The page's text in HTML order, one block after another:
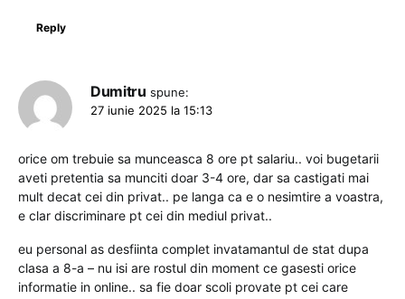
Reply
Dumitru spune:
27 iunie 2025 la 15:13
orice om trebuie sa munceasca 8 ore pt salariu.. voi bugetarii
aveti pretentia sa munciti doar 3-4 ore, dar sa castigati mai
mult decat cei din privat.. pe langa ca e o nesimtire a voastra,
e clar discriminare pt cei din mediul privat..
eu personal as desfiinta complet invatamantul de stat dupa
clasa a 8-a – nu isi are rostul din moment ce gasesti orice
informatie in online.. sa fie doar scoli provate pt cei care